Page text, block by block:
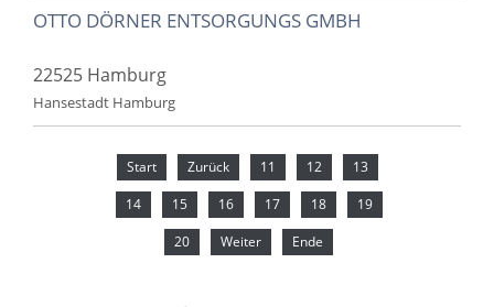
OTTO DÖRNER ENTSORGUNGS GMBH
22525 Hamburg
Hansestadt Hamburg
Start Zurück 11 12 13
14 15 16 17 18 19
20 Weiter Ende